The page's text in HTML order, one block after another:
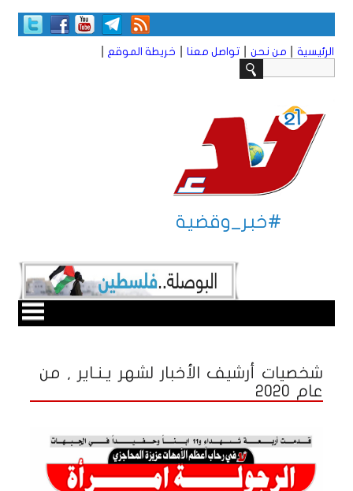
الرئيسية من نحن تواصل معنا خريطة الموقع
#خبر_وقضية
شخصيات أرشيف الأخبار لشهر يـنـاير , من
عام 2020